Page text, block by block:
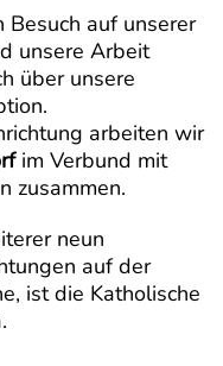
auf unserer
unsere Arbeit
über unsere
arbeiten wir
im Verbund mit
zusammen.
neun
auf der
ist die Katholische